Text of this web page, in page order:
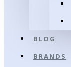
BLOG
BRANDS